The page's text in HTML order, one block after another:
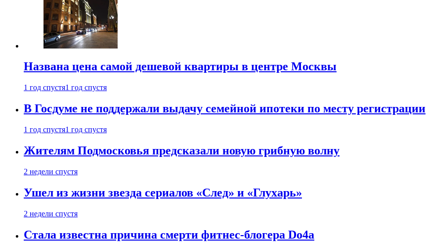
Названа цена самой дешевой квартиры в центре Москвы
1 год спустя1 год спустя
В Госдуме не поддержали выдачу семейной ипотеки по месту регистрации
1 год спустя1 год спустя
Жителям Подмосковья предсказали новую грибную волну
2 недели спустя
Ушел из жизни звезда сериалов «След» и «Глухарь»
2 недели спустя
Стала известна причина смерти фитнес-блогера Do4а